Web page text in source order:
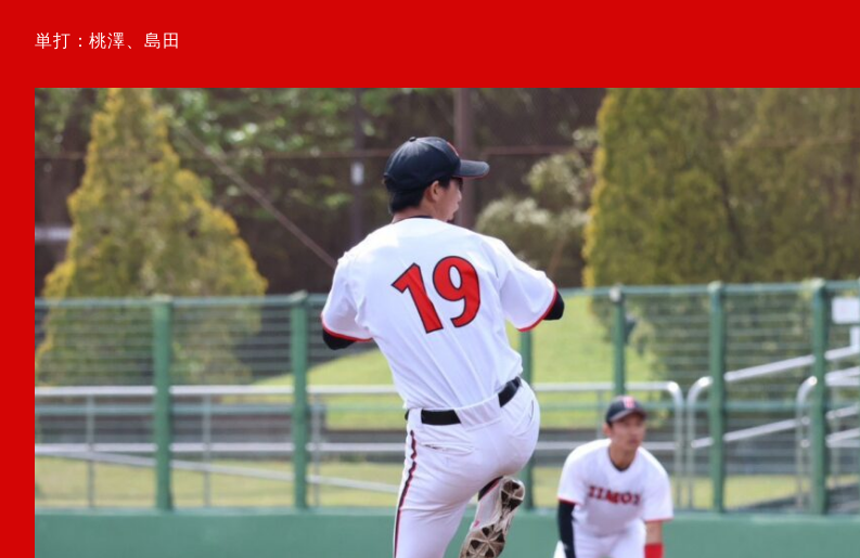
単打：桃澤、島田